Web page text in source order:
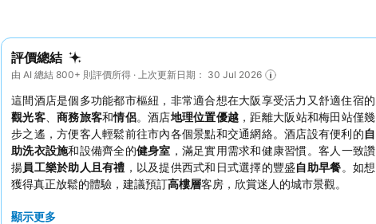
評價總結
由 AI 總結 800+ 則評價所得 · 上次更新日期： 30 Jul 2026
這間酒店是個多功能都市樞紐，非常適合想在大阪享受活力又舒適住宿的
觀光客、商務旅客和情侶。酒店地理位置優越 ，距離大阪站和梅田站僅幾
步之遙，方便客人輕鬆前往市內各個景點和交通網絡。酒店設有便利的自
助洗衣設施和設備齊全的健身室 ，滿足實用需求和健康習慣。客人一致讚
揚員工樂於助人且有禮 ，以及提供西式和日式選擇的豐盛自助早餐。如想
獲得真正放鬆的體驗，建議預訂高樓層客房，欣賞迷人的城市景觀。
顯示更多